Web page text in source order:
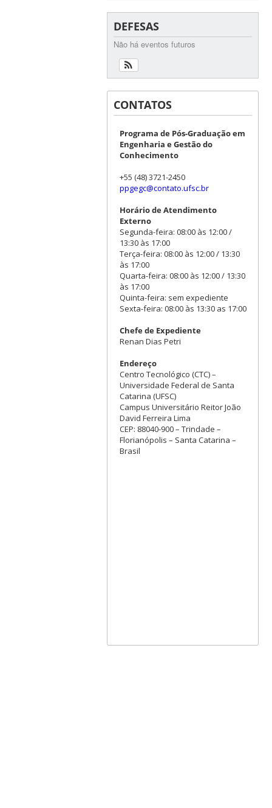
DEFESAS
Não há eventos futuros
CONTATOS
Programa de Pós-Graduação em
Engenharia e Gestão do
Conhecimento
+55 (48) 3721-2450
ppgegc@contato.ufsc.br
Horário de Atendimento
Externo
Segunda-feira: 08:00 às 12:00 /
13:30 às 17:00
Terça-feira: 08:00 às 12:00 / 13:30
às 17:00
Quarta-feira: 08:00 às 12:00 / 13:30
às 17:00
Quinta-feira: sem expediente
Sexta-feira: 08:00 às 13:30 as 17:00
Chefe de Expediente
Renan Dias Petri
Endereço
Centro Tecnológico (CTC) –
Universidade Federal de Santa
Catarina (UFSC)
Campus Universitário Reitor João
David Ferreira Lima
CEP: 88040-900 – Trindade –
Florianópolis – Santa Catarina –
Brasil